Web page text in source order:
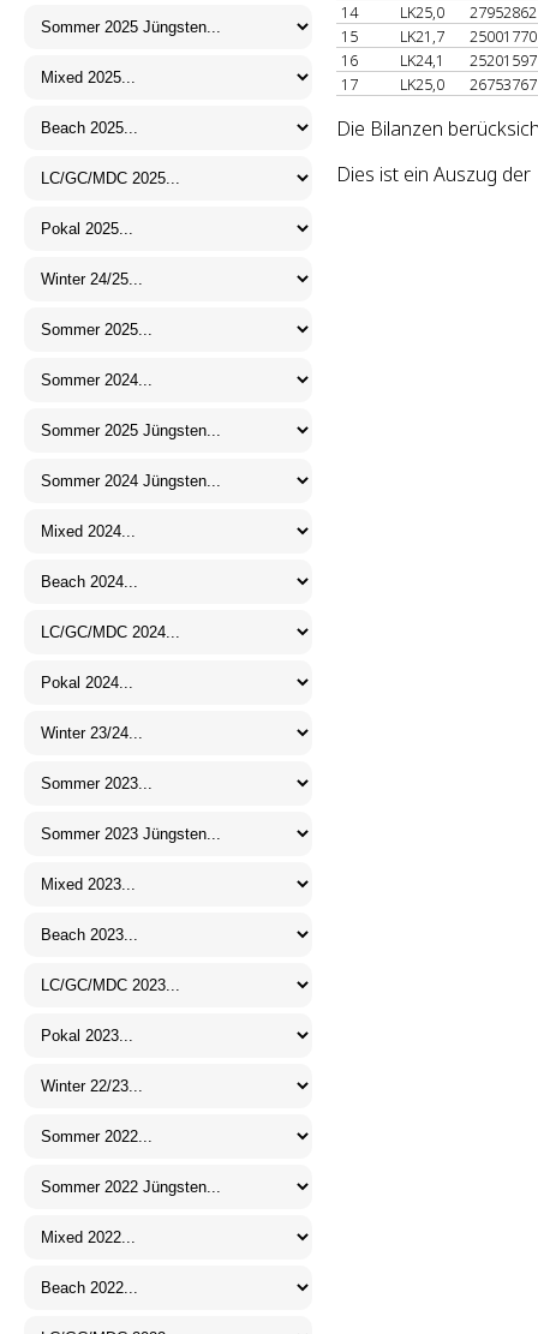
14
LK25,0
15
LK21,7
16
LK24,1
17
LK25,0
Die Bilanzen
Dies ist ein Auszug